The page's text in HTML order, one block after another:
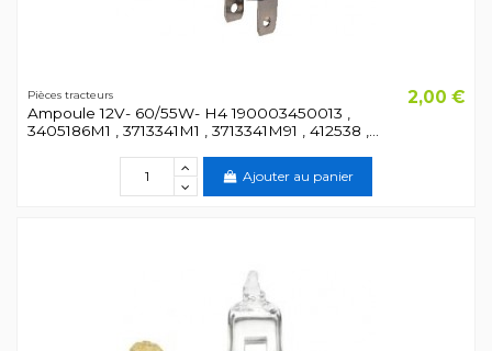
Pièces tracteurs
Ampoule 12V- 60/55W- H4 190003450013 ,
3405186M1 , 3713341M1 , 3713341M91 , 412538 ,...
2,00 €
Ajouter au panier